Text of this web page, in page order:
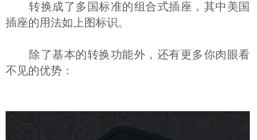
转换成了多国标准的组合式插座，其中美国
插座的用法如上图标识。
除了基本的转换功能外，还有更多你肉眼看
不见的优势：